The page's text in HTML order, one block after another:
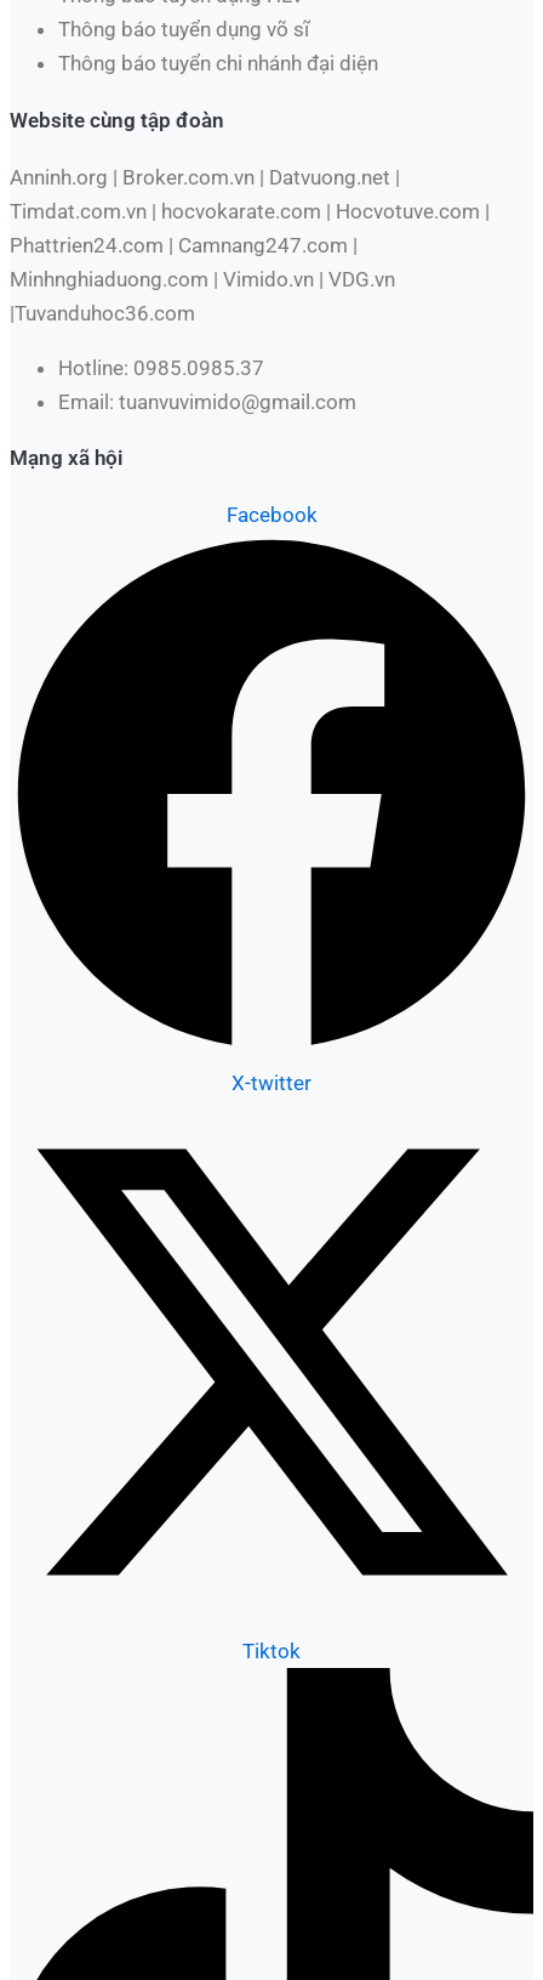
Thông báo tuyển dụng võ sĩ
Thông báo tuyển chi nhánh đại diện
Website cùng tập đoàn
Anninh.org | Broker.com.vn | Datvuong.net |
Timdat.com.vn | hocvokarate.com | Hocvotuve.com |
Phattrien24.com | Camnang247.com |
Minhnghiaduong.com | Vimido.vn | VDG.vn
|Tuvanduhoc36.com
Hotline: 0985.0985.37
Email: tuanvuvimido@gmail.com
Mạng xã hội
Facebook
X-twitter
Tiktok